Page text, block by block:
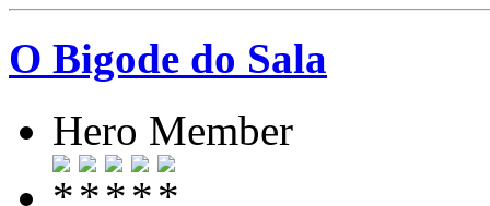
O Bigode do Sala
Hero Member